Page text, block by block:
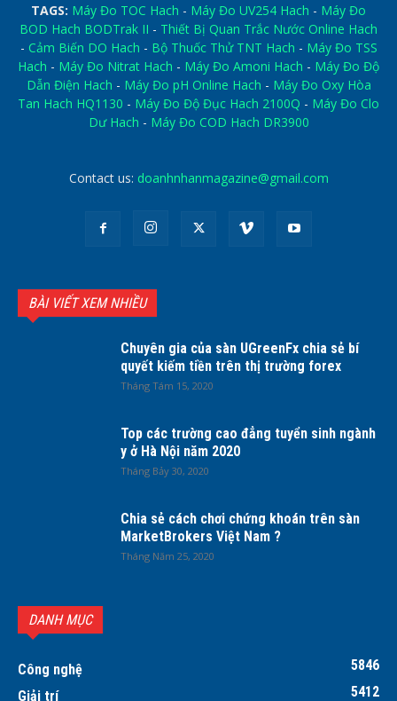
TAGS: Máy Đo TOC Hach - Máy Đo UV254 Hach - Máy Đo
BOD Hach BODTrak II - Thiết Bị Quan Trắc Nước Online Hach
- Cảm Biến DO Hach - Bộ Thuốc Thử TNT Hach - Máy Đo TSS
Hach - Máy Đo Nitrat Hach - Máy Đo Amoni Hach - Máy Đo Độ
Dẫn Điện Hach - Máy Đo pH Online Hach - Máy Đo Oxy Hòa
Tan Hach HQ1130 - Máy Đo Độ Đục Hach 2100Q - Máy Đo Clo
Dư Hach - Máy Đo COD Hach DR3900
Contact us: doanhnhanmagazine@gmail.com
BÀI VIẾT XEM NHIỀU
Chuyên gia của sàn UGreenFx chia sẻ bí
quyết kiếm tiền trên thị trường forex
Tháng Tám 15, 2020
Top các trường cao đẳng tuyển sinh ngành
y ở Hà Nội năm 2020
Tháng Bảy 30, 2020
Chia sẻ cách chơi chứng khoán trên sàn
MarketBrokers Việt Nam ?
Tháng Năm 25, 2020
DANH MỤC
Công nghệ
5846
Giải trí
5412